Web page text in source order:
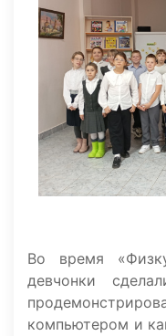
Во время
девчонки
компьютером и